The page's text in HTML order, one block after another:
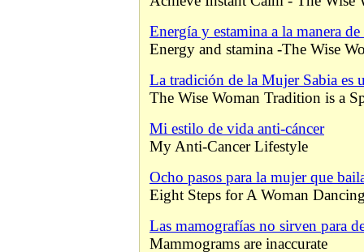
Energía y estamina a la manera
Energy and stamina -The Wise
La tradición de la Mujer Sabia es
The Wise Woman Tradition is a
Mi estilo de vida anti-cáncer
My Anti-Cancer Lifestyle
Ocho pasos para la mujer que
Eight Steps for A Woman
Las mamografías no sirven para
Mammograms are inaccurate